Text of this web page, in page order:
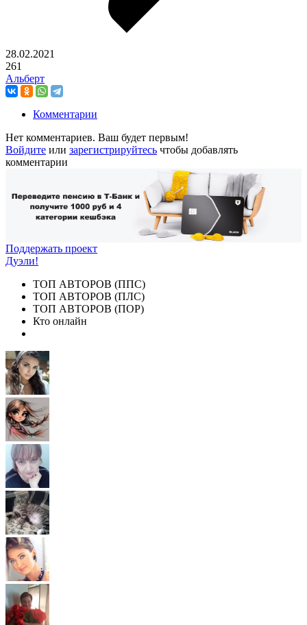
28.02.2021
261
Альберт
Комментарии
Нет комментариев. Ваш будет первым!
Войдите или зарегистрируйтесь чтобы добавлять
комментарии
Поддержать проект
Дуэли!
ТОП АВТОРОВ (ППС)
ТОП АВТОРОВ (ПЛС)
ТОП АВТОРОВ (ПОР)
Кто онлайн